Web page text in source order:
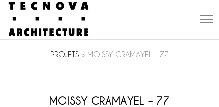
PROJETS » MOISSY CRAMAYEL – 77
MOISSY CRAMAYEL – 77